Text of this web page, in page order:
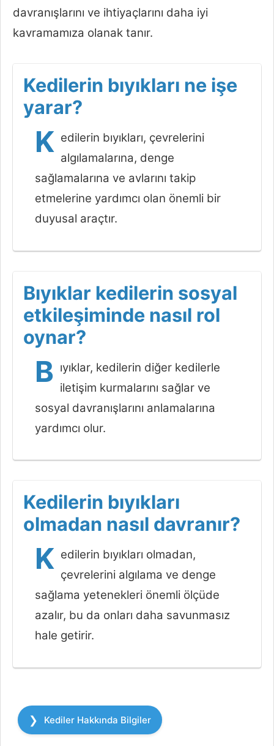
davranışlarını ve ihtiyaçlarını daha iyi
kavramamıza olanak tanır.
Kedilerin bıyıkları ne işe
yarar?
K edilerin bıyıkları, çevrelerini
algılamalarına, denge
sağlamalarına ve avlarını takip
etmelerine yardımcı olan önemli bir
duyusal araçtır.
Bıyıklar kedilerin sosyal
etkileşiminde nasıl rol
oynar?
B ıyıklar, kedilerin diğer kedilerle
iletişim kurmalarını sağlar ve
sosyal davranışlarını anlamalarına
yardımcı olur.
Kedilerin bıyıkları
olmadan nasıl davranır?
K edilerin bıyıkları olmadan,
çevrelerini algılama ve denge
sağlama yetenekleri önemli ölçüde
azalır, bu da onları daha savunmasız
hale getirir.
Kategoriler
Kediler Hakkında Bilgiler